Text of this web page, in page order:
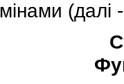
(далi